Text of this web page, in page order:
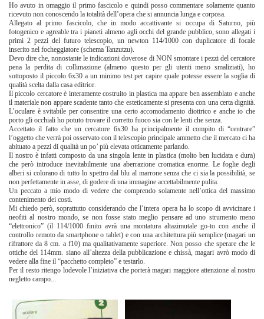
Ho avuto in omaggio il primo fascicolo e quindi posso commentare solamente quanto
ricevuto non conoscendo la totalità dell’opera che si annuncia lunga e corposa.
Allegato al primo fascicolo, che in modo accattivante si occupa di Saturno, più
fotogenico e agreable tra i pianeti almeno agli occhi del grande pubblico, sono allegati i
primi 2 pezzi del futuro telescopio, un newton 114/1000 con duplicatore di focale
inserito nel focheggiatore (schema Tanzutzu).
Devo dire che, nonostante le indicazioni doverose di NON smontare i pezzi del cercatore
pena la perdita di collimazione (almeno questo per gli utenti meno smaliziati), ho
sottoposto il piccolo 6x30 a un minimo test per capire quale potesse essere la soglia di
qualità scelta dalla casa editrice.
Il piccolo cercatore è interamente costruito in plastica ma appare ben assemblato e anche
il materiale non appare scadente tanto che esteticamente si presenta con una certa dignità.
L’oculare è svitabile per consentire una certo accomodamento diottrico e anche io che
porto gli occhiali ho potuto trovare il corretto fuoco sia con le lenti che senza.
Accettato il fatto che un cercatore 6x30 ha principalmente il compito di “centrare”
l’oggetto che verrà poi osservato con il telescopio principale ammetto che il mercato ci ha
abituato a pezzi di qualità un po’ più elevata otticamente parlando.
Il nostro è infatti composto da una singola lente in plastica (molto ben lucidata e dura)
che però introduce inevitabilmente una aberrazione cromatica enorme. Le foglie degli
alberi si colorano di tutto lo spettro dal blu al marrone senza che ci sia la possibilità, se
non perfettamente in asse, di godere di una immagine accettabilmente pulita.
Un peccato a mio modo di vedere che comprendo solamente nell’ottica del massimo
contenimento dei costi.
Mi chiedo però, soprattutto considerando che l’intera opera ha lo scopo di avvicinare i
neofiti al nostro mondo, se non fosse stato meglio pensare ad uno strumento meno
“elettronico” (il 114/1000 finito avrà una montatura altazimutale go-to con anche il
controllo remoto da smartphone o tablet) e con una architettura più semplice (magari un
rifrattore da 8 cm. a f10) ma qualitativamente superiore. Non posso che sperare che le
ottiche del 114mm. siano all’altezza della pubblicazione e chissà, magari avrò modo di
vedere alla fine il “pacchetto completo” e testarlo.
Per il resto ritengo lodevole l’iniziativa che porterà magari maggiore attenzione al nostro
negletto campo...